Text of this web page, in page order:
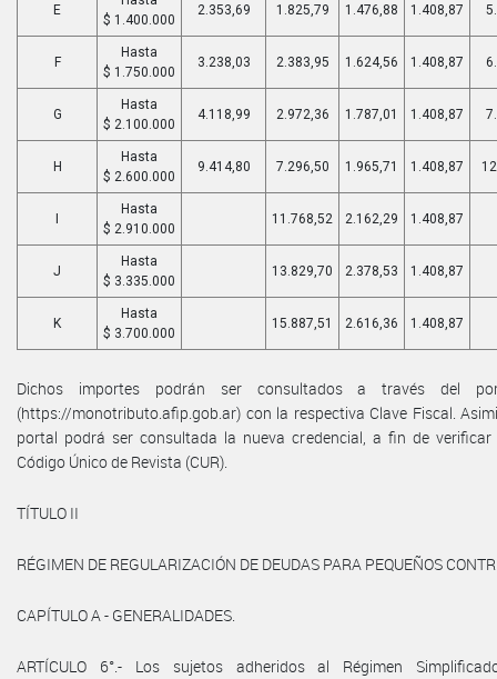
E
$ 1.400.000
2.353,69 1.825,79 1.476,88 1.408,87
F
Hasta
$ 1.750.000
3.238,03 2.383,95 1.624,56 1.408,87
G
Hasta
$ 2.100.000
4.118,99 2.972,36 1.787,01 1.408,87
H
Hasta
$ 2.600.000
9.414,80 7.296,50 1.965,71 1.408,87
Hasta
$ 2.910.000
11.768,52 2.162,29 1.408,87
J
Hasta
$ 3.335.000
13.829,70 2.378,53 1.408,87
K
Hasta
$ 3.700.000
15.887,51 2.616,36 1.408,87
Dichos importes podrán ser consultados a través del
(https://monotributo.afip.gob.ar) con la respectiva Clave Fiscal.
portal podrá ser consultada la nueva credencial, a fin de verificar
Código Único de Revista (CUR).
TÍTULO II
RÉGIMEN DE REGULARIZACIÓN DE DEUDAS PARA PEQUEÑOS
CAPÍTULO A - GENERALIDADES.
ARTÍCULO 6°.- Los sujetos adheridos al Régimen